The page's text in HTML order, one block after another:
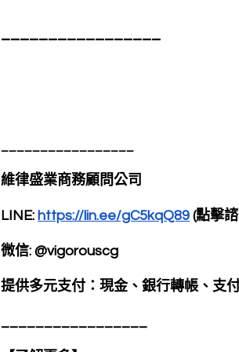
維律盛業商務顧問公司
LINE: https://lin.ee/gC5kqQ89 (點擊
微信: @vigorouscg
提供多元支付：現金、銀行轉帳、支